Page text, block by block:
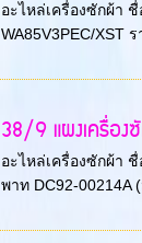
อะไหล่เครื่องซักผ้า
WA85V3PEC/XST
38/9 แผงเครื่อง
อะไหล่เครื่องซักผ้า
พาท DC92-00214A